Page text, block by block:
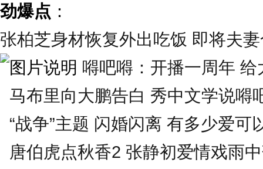
劲爆点 ：
张柏芝身材恢复外出吃饭 即将夫
嘚吧嘚：开播一周年 给
马布里向大鹏告白 秀中文学说嘚
“战争”主题 闪婚闪离 有多少爱可
唐伯虎点秋香2 张静初爱情戏雨